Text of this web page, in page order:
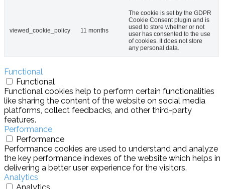
viewed_cookie_policy 11 months
The cookie is set by the GDPR
Cookie Consent plugin and is
used to store whether or not
user has consented to the use
of cookies. It does not store
any personal data.
Functional
Functional
Functional cookies help to perform certain functionalities
like sharing the content of the website on social media
platforms, collect feedbacks, and other third-party
features.
Performance
Performance
Performance cookies are used to understand and analyze
the key performance indexes of the website which helps in
delivering a better user experience for the visitors.
Analytics
Analytics